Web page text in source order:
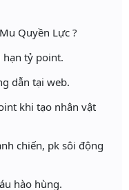
Quyền Lực ?
hạn tỷ point.
dẫn tại web.
khi tạo nhân vật
chiến, pk sôi động
hào hùng.